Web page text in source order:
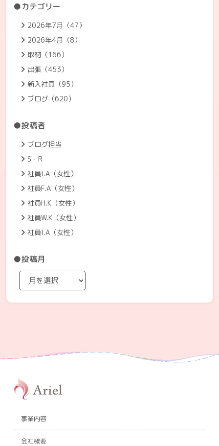
●カテゴリー
2026年7月（47）
2026年4月（8）
取材（166）
出張（453）
新入社員（95）
ブログ（620）
●投稿者
ブログ担当
S・R
社員I.A（女性）
社員F.A（女性）
社員H.K（女性）
社員W.K（女性）
社員I.A（女性）
●投稿月
事業内容
会社概要